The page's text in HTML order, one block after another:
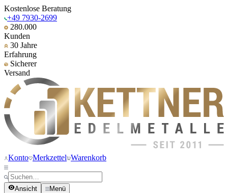
Kostenlose Beratung
+49 7930-2699
280.000
Kunden
30 Jahre
Erfahrung
Sicherer
Versand
Konto Merkzettel Warenkorb
Ansicht Menü